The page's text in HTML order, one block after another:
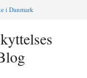
i Danmark